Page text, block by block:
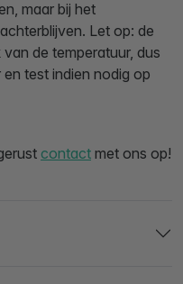
maar bij het
Let op: de
de temperatuur, dus
test indien nodig op
contact met ons op!